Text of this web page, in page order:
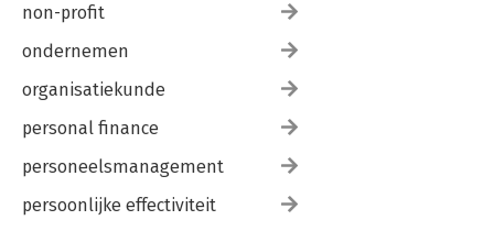
non-profit
ondernemen
organisatiekunde
personal finance
personeelsmanagement
persoonlijke effectiviteit